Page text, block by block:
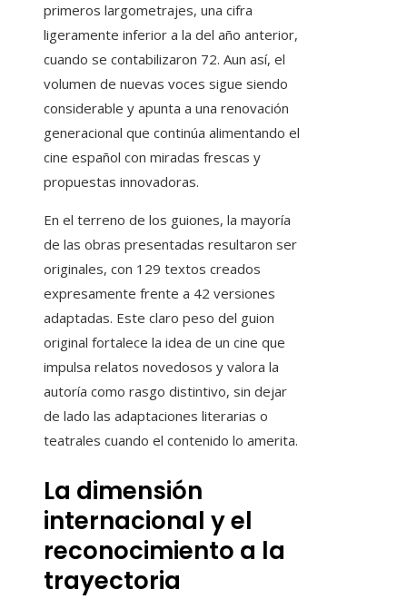
primeros largometrajes, una cifra
ligeramente inferior a la del año anterior,
cuando se contabilizaron 72. Aun así, el
volumen de nuevas voces sigue siendo
considerable y apunta a una renovación
generacional que continúa alimentando el
cine español con miradas frescas y
propuestas innovadoras.
En el terreno de los guiones, la mayoría
de las obras presentadas resultaron ser
originales, con 129 textos creados
expresamente frente a 42 versiones
adaptadas. Este claro peso del guion
original fortalece la idea de un cine que
impulsa relatos novedosos y valora la
autoría como rasgo distintivo, sin dejar
de lado las adaptaciones literarias o
teatrales cuando el contenido lo amerita.
La dimensión
internacional y el
reconocimiento a la
trayectoria